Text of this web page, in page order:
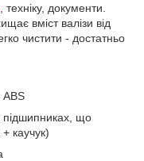
, техніку, документи.
вміст валізи від
чистити - достатньо
ABS
підшипниках, що
каучук)